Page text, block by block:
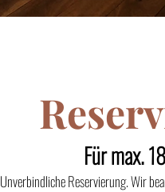
Für max.
Unverbindliche Reservierung. Wir